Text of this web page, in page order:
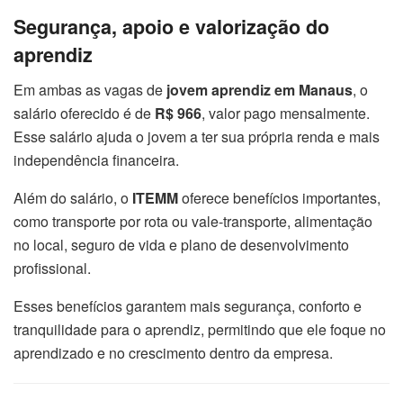
Segurança, apoio e valorização do
aprendiz
Em ambas as vagas de jovem aprendiz em Manaus, o
salário oferecido é de R$ 966, valor pago mensalmente.
Esse salário ajuda o jovem a ter sua própria renda e mais
independência financeira.
Além do salário, o ITEMMoferece benefícios importantes,
como transporte por rota ou vale-transporte, alimentação
no local, seguro de vida e plano de desenvolvimento
profissional.
Esses benefícios garantem mais segurança, conforto e
tranquilidade para o aprendiz, permitindo que ele foque no
aprendizado e no crescimento dentro da empresa.